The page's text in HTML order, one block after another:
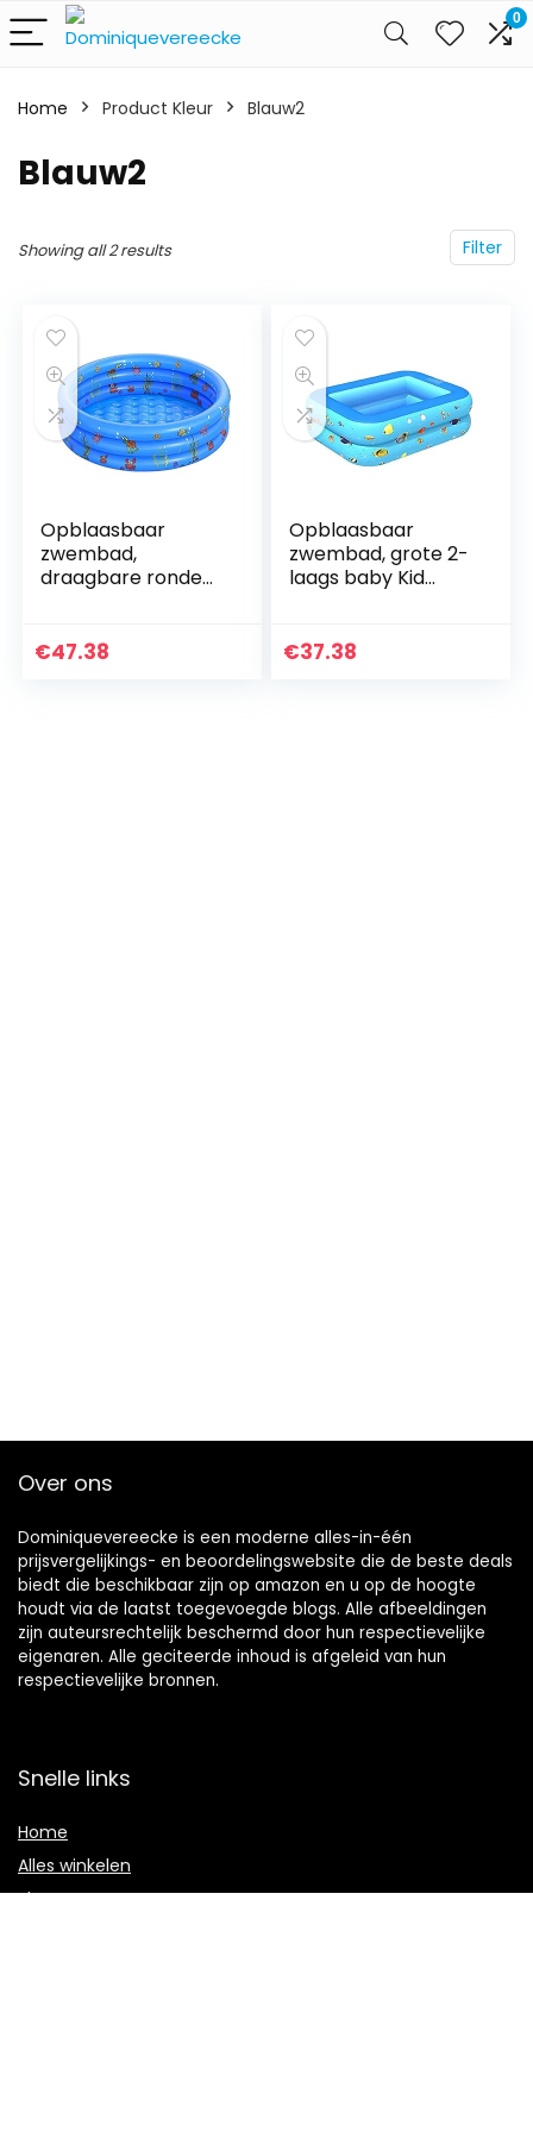
0
Home Product Kleur Blauw2
Blauw2
Filter
Showing all 2 results
Opblaasbaar
zwembad,
draagbare ronde
babyblauw
€47.38
Opblaasbaar
zwembad, grote 2-
laags baby Kid
115x90x35cm, Baby
€37.38
Over ons
Dominiquevereecke is een moderne alles-in-één
prijsvergelijkings- en beoordelingswebsite die de beste deals
biedt die beschikbaar zijn op amazon en u op de hoogte
houdt via de laatst toegevoegde blogs. Alle afbeeldingen
zijn auteursrechtelijk beschermd door hun respectievelijke
eigenaren. Alle geciteerde inhoud is afgeleid van hun
respectievelijke bronnen.
Snelle links
Home
Alles winkelen
Blogs